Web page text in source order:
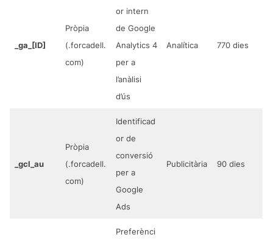
_ga_[ID]
Pròpia
(.forcadell.
com)
or intern
de Google
Analytics 4
per a
l’anàlisi
d’ús
Analítica 770 dies
_gcl_au
Pròpia
(.forcadell.
com)
Identificad
or de
conversió
per a
Google
Ads
Publicitària 90 dies
Preferènci